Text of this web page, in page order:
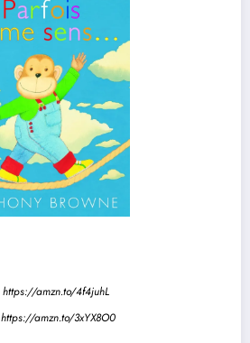
https://amzn.to/4f4juhL
https://amzn.to/3xYX8O0